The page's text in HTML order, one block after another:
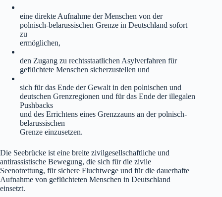
eine direkte Aufnahme der Menschen von der
polnisch-belarussischen Grenze in Deutschland sofort
zu
ermöglichen,
den Zugang zu rechtsstaatlichen Asylverfahren für
geflüchtete Menschen sicherzustellen und
sich für das Ende der Gewalt in den polnischen und
deutschen Grenzregionen und für das Ende der illegalen
Pushbacks
und des Errichtens eines Grenzzauns an der polnisch-
belarussischen
Grenze einzusetzen.
Die Seebrücke ist eine breite zivilgesellschaftliche und
antirassistische Bewegung, die sich für die zivile
Seenotrettung, für sichere Fluchtwege und für die dauerhafte
Aufnahme von geflüchteten Menschen in Deutschland
einsetzt.